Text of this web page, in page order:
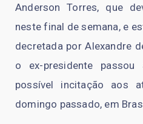
Anderson Torres, que
neste final de semana, e
decretada por Alexandre
o ex-presidente
possível incitação aos
domingo passado, em